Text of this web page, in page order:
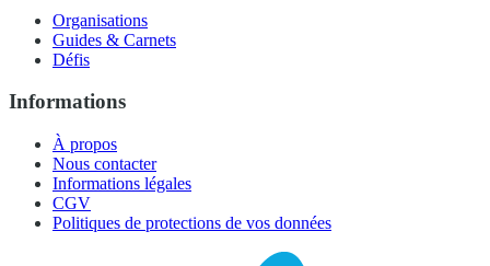
Organisations
Guides & Carnets
Défis
Informations
À propos
Nous contacter
Informations légales
CGV
Politiques de protections de vos données